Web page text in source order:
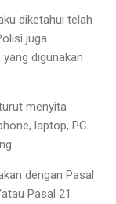
diketahui telah
juga
digunakan
menyita
laptop, PC
dengan Pasal
Pasal 21